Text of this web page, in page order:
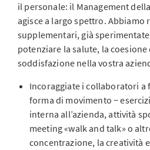
il personale: il Management
agisce a largo spettro. Abbiamo
supplementari, già
potenziare la salute, la coesione
soddisfazione nella vostra
Incoraggiate i collaboratori a
forma di movimento −
interna all’azienda, attività
meeting «walk and talk» o
concentrazione, la creatività